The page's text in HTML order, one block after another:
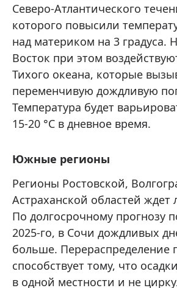
Северо-Атлантического
которого повысили
над материком на 3 градуса.
Восток при этом
Тихого океана, которые
переменчивую дождливую
Температура будет
15-20 °C в дневное время.
Южные регионы
Регионы Ростовской,
Астраханской областей ждет
По долгосрочному прогнозу
2025-го, в Сочи дождливых
больше. Перераспределение
способствует тому, что
в одной местности и не